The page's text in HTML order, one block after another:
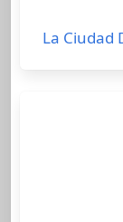
La Ciudad